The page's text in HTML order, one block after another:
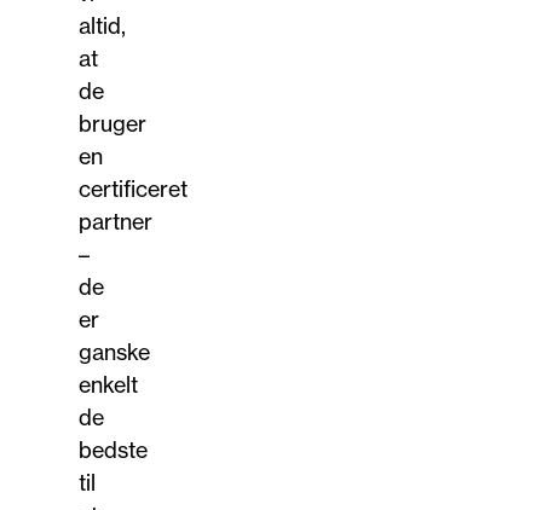
altid,
at
de
bruger
en
certificeret
partner
–
de
er
ganske
enkelt
de
bedste
til